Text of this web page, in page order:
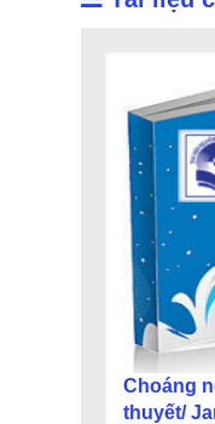
Choáng
thuyết/